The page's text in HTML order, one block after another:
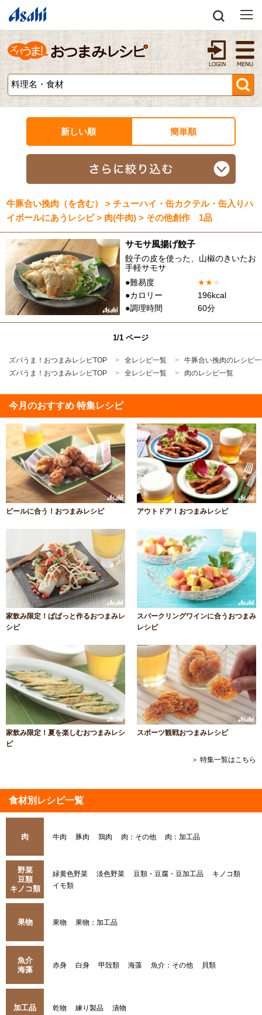
新しい順 簡単順
牛豚合い挽肉（を含む） > チューハイ・缶カクテル・缶入りハ
イボールにあうレシピ > 肉(牛肉) > その他創作 1品
サモサ風揚げ餃子
餃子の皮を使った、山椒のきいたお
手軽サモサ
●難易度
★★★
●カロリー
196kcal
●調理時間
60分
1/1 ページ
ズバうま！おつまみレシピTOP 全レシピ一覧
牛豚合い挽肉のレシピ
ズバうま！おつまみレシピTOP
全レシピ一覧 肉のレシピ一覧
今月のおすすめ 特集レシピ
ビールに合う！おつまみレシピ アウトドア！おつまみレシピ
家飲み限定！ぱぱっと作るおつまみレ
シピ
スパークリングワインに合うおつまみ
レシピ
家飲み限定！夏を楽しむおつまみレシ
ピ
スポーツ観戦おつまみレシピ
＞ 特集一覧はこちら
食材別レシピ一覧
肉 牛肉 豚肉 鶏肉 肉：その他 肉：加工品
野菜
豆類
キノコ類
緑黄色野菜 淡色野菜 豆類・豆腐・豆加工品
キノコ類
イモ類
果物 果物 果物：加工品
魚介
海藻
赤身 白身 甲殻類 海藻 魚介：その他 貝類
加工品 乾物 練り製品 漬物